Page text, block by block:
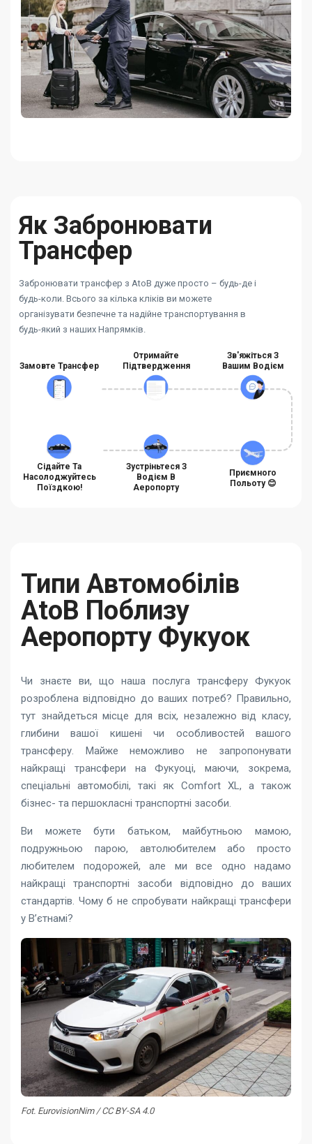
Як Забронювати
Трансфер
Забронювати трансфер з AtoB дуже просто – будь-де і
будь-коли. Всього за кілька кліків ви можете
організувати безпечне та надійне транспортування в
будь-який з наших Напрямків.
Замовте Трансфер
Отримайте
Підтвердження
Зв'яжіться З
Вашим Водієм
Сідайте Та
Насолоджуйтесь
Поїздкою!
Зустріньтеся З
Водієм В
Аеропорту
Приємного
Польоту 😊
Типи Автомобілів
AtoB Поблизу
Аеропорту Фукуок
Чи знаєте ви, що наша послуга трансферу Фукуок
розроблена відповідно до ваших потреб? Правильно,
тут знайдеться місце для всіх, незалежно від класу,
глибини вашої кишені чи особливостей вашого
трансферу. Майже неможливо не запропонувати
найкращі трансфери на Фукуоці, маючи, зокрема,
спеціальні автомобілі, такі як Comfort XL, а також
бізнес- та першокласні транспортні засоби.
Ви можете бути батьком, майбутньою мамою,
подружньою парою, автолюбителем або просто
любителем подорожей, але ми все одно надамо
найкращі транспортні засоби відповідно до ваших
стандартів. Чому б не спробувати найкращі трансфери
у В’єтнамі?
Fot. EurovisionNim / CC BY-SA 4.0